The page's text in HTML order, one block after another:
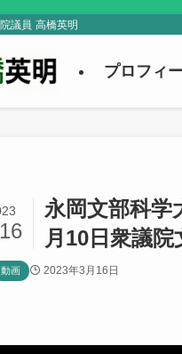
議員 高橋英明
プロフィ
永岡文部科学
月10日衆議
動画 2023年3月16日